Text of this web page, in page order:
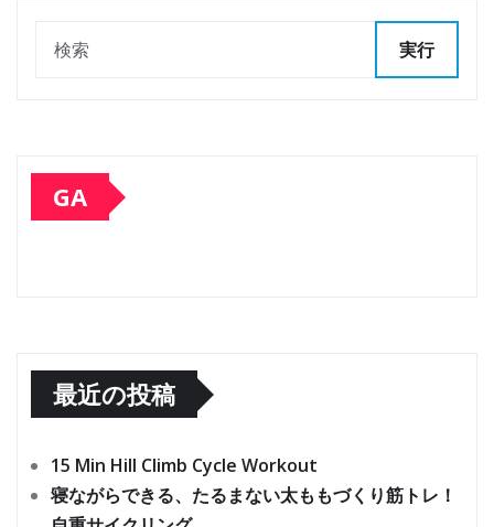
実行
GA
最近の投稿
15 Min Hill Climb Cycle Workout
寝ながらできる、たるまない太ももづくり筋トレ！